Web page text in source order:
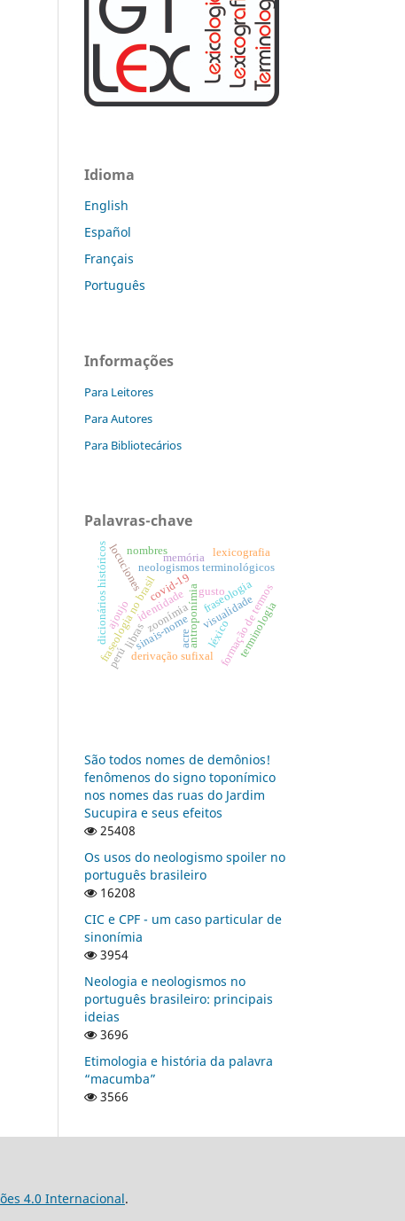
Idioma
English
Español
Français
Português
Informações
Para Leitores
Para Autores
Para Bibliotecários
Palavras-chave
antroponímia
sinais-nome
libras
visualidade
identidade fraseologia
fraseologia no brasilderivação sufixal
neologismos terminológicos
formação de termos
terminologia
locuciones gusto
covid-19
ajoujo
léxico
memória
zoonímia
acre
lexicografia
dicionários históricos nombres
perú
São todos nomes de demônios!
fenômenos do signo toponímico
nos nomes das ruas do Jardim
Sucupira e seus efeitos
25408
Os usos do neologismo spoiler no
português brasileiro
16208
CIC e CPF - um caso particular de
sinonímia
3954
Neologia e neologismos no
português brasileiro: principais
ideias
3696
Etimologia e história da palavra
“macumba”
3566
4.0 Internacional.